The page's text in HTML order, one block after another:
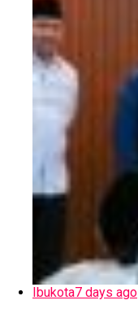
Ibukota7 days ago